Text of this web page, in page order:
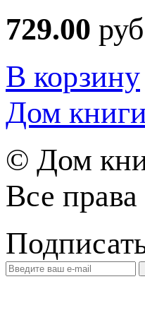
729.00
В корзину
Дом
© Дом
Все